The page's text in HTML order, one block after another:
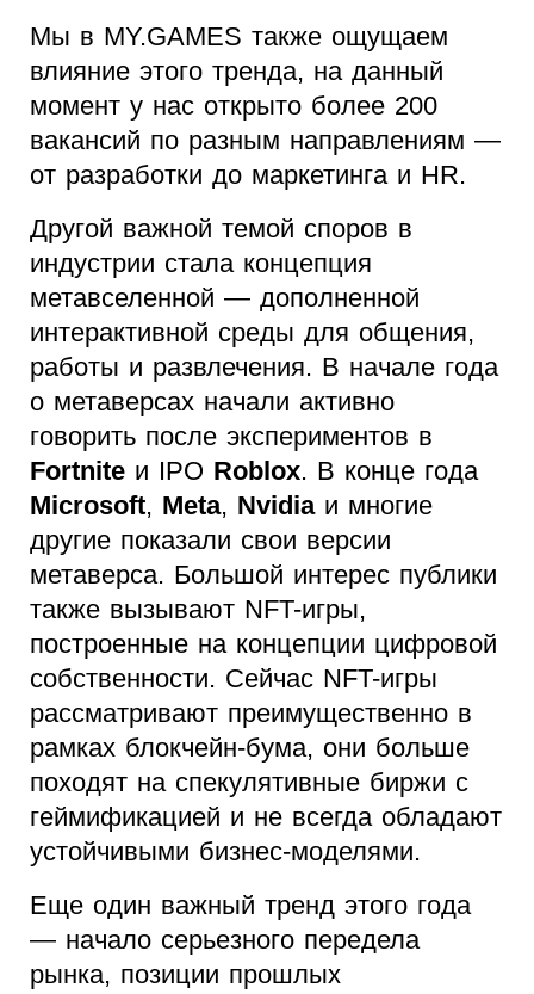
Мы в MY.GAMES также ощущаем
влияние этого тренда, на данный
момент у нас открыто более 200
вакансий по разным направлениям —
от разработки до маркетинга и HR.
Другой важной темой споров в
индустрии стала концепция
метавселенной — дополненной
интерактивной среды для общения,
работы и развлечения. В начале года
о метаверсах начали активно
говорить после экспериментов в
Fortnite и IPO Roblox. В конце года
Microsoft, Meta, Nvidiaи многие
другие показали свои версии
метаверса. Большой интерес публики
также вызывают NFT-игры,
построенные на концепции цифровой
собственности. Сейчас NFT-игры
рассматривают преимущественно в
рамках блокчейн-бума, они больше
походят на спекулятивные биржи с
геймификацией и не всегда обладают
устойчивыми бизнес-моделями.
Еще один важный тренд этого года
— начало серьезного передела
рынка, позиции прошлых